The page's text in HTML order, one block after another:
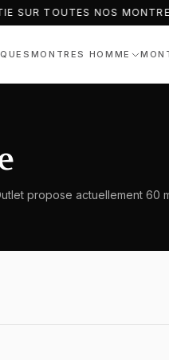
TOUTES NOS
MONTRES HOMME
propose actuellement